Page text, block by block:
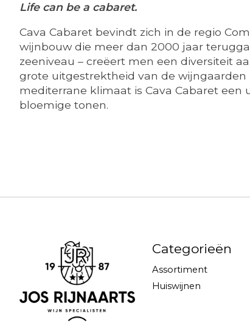
Life can be a cabaret.
Cava Cabaret bevindt zich in de regio
wijnbouw die meer dan 2000 jaar
zeeniveau – creëert men een diversiteit
grote uitgestrektheid van de wijngaarden
mediterrane klimaat is Cava Cabaret
bloemige tonen.
Categorieën
Assortiment
Huiswijnen